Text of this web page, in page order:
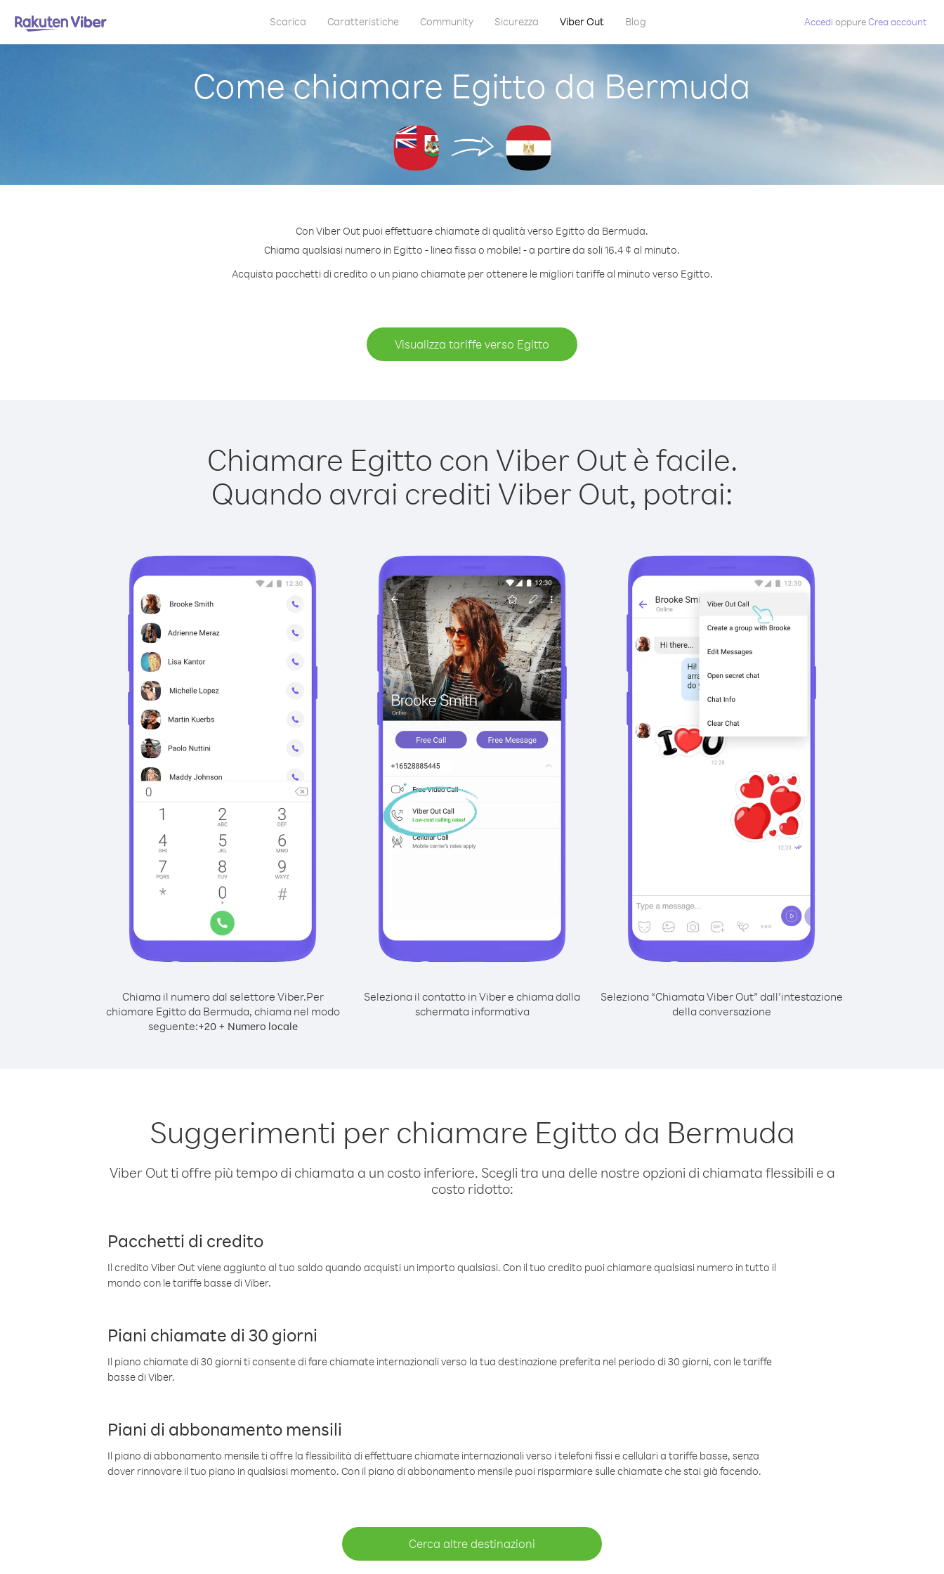
Scarica Caratteristiche Community Sicurezza Viber Out Blog Accedi oppureCrea account
Come chiamare Egitto da Bermuda
Con Viber Out puoi effettuare chiamate di qualità verso Egitto da Bermuda.
Chiama qualsiasi numero in Egitto - linea fissa o mobile! - a partire da soli 16.4 ¢ al minuto.
Acquista pacchetti di credito o un piano chiamate per ottenere le migliori tariffe al minuto verso Egitto.
Visualizza tariffe verso Egitto
Chiamare Egitto con Viber Out è facile.
Quando avrai crediti Viber Out, potrai:
Chiama il numero dal selettore Viber.Per
chiamare Egitto da Bermuda, chiama nel modo
seguente:+20+ Numero locale
Seleziona il contatto in Viber e chiama dalla
schermata informativa
Seleziona “Chiamata Viber Out” dall’intestazione
della conversazione
Suggerimenti per chiamare Egitto da Bermuda
Viber Out ti offre più tempo di chiamata a un costo inferiore. Scegli tra una delle nostre opzioni di chiamata flessibili e a
costo ridotto:
Pacchetti di credito
Il credito Viber Out viene aggiunto al tuo saldo quando acquisti un importo qualsiasi. Con il tuo credito puoi chiamare qualsiasi numero in tutto il
mondo con le tariffe basse di Viber.
Piani chiamate di 30 giorni
Il piano chiamate di 30 giorni ti consente di fare chiamate internazionali verso la tua destinazione preferita nel periodo di 30 giorni, con le tariffe
basse di Viber.
Piani di abbonamento mensili
Il piano di abbonamento mensile ti offre la flessibilità di effettuare chiamate internazionali verso i telefoni fissi e cellulari a tariffe basse, senza
dover rinnovare il tuo piano in qualsiasi momento. Con il piano di abbonamento mensile puoi risparmiare sulle chiamate che stai già facendo.
Cerca altre destinazioni